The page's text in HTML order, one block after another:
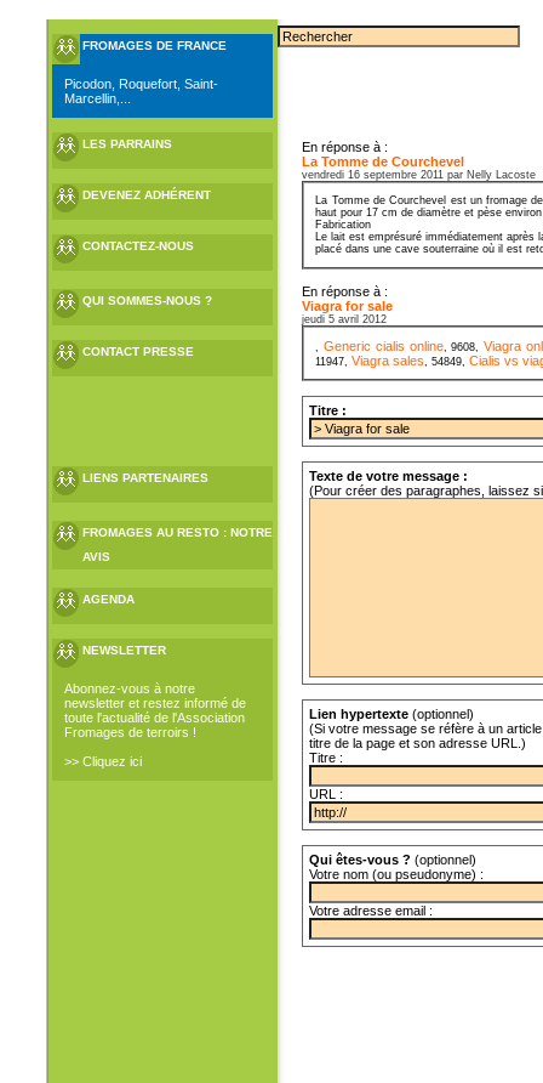
FROMAGES DE FRANCE
Picodon, Roquefort, Saint-
Marcellin,...
LES PARRAINS
DEVENEZ ADHÉRENT
CONTACTEZ-NOUS
QUI SOMMES-NOUS ?
CONTACT PRESSE
LIENS PARTENAIRES
FROMAGES AU RESTO : NOTRE
AVIS
AGENDA
NEWSLETTER
Abonnez-vous à notre
newsletter et restez informé de
toute l'actualité de l'Association
Fromages de terroirs !
>> Cliquez ici
En réponse à :
La Tomme de Courchevel
vendredi 16 septembre 2011 par Nelly Lacoste
La Tomme de Courchevel est un fromage
haut pour 17 cm de diamètre et pèse
Fabrication
Le lait est emprésuré immédiatement
placé dans une cave souterraine où il est
En réponse à :
Viagra for sale
jeudi 5 avril 2012
,Generic cialis online, 9608,Viagra
11947,Viagra sales, 54849,Cialis vs
Titre :
Texte de votre message :
(Pour créer des paragraphes, laissez
Lien hypertexte (optionnel)
(Si votre message se réfère à un
titre de la page et son adresse URL.)
Titre :
URL :
Qui êtes-vous ? (optionnel)
Votre nom (ou pseudonyme) :
Votre adresse email :